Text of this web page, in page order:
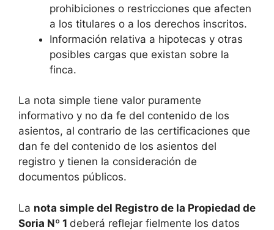
prohibiciones o restricciones que afecten
a los titulares o a los derechos inscritos.
Información relativa a hipotecas y otras
posibles cargas que existan sobre la
finca.
La nota simple tiene valor puramente
informativo y no da fe del contenido de los
asientos, al contrario de las certificaciones que
dan fe del contenido de los asientos del
registro y tienen la consideración de
documentos públicos.
La nota simple del Registro de la Propiedad de
Soria Nº 1 deberá reflejar fielmente los datos